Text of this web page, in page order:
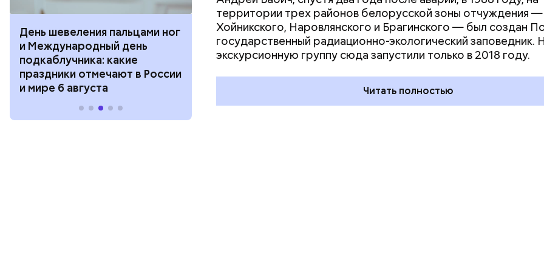
День шевеления пальцами ног
и Международный день
подкаблучника: какие
праздники отмечают в России
и мире 6 августа
День разглядывания
горизонта и День пьяного
курсанта: какие праздники
отмечают в России и мире 5
День качания на качелях и
День шампанского: какие
праздники отмечают в России
и мире 4 августа
территории трех районов белорусской зоны отчуждения —
Хойникского, Наровлянского и Брагинского — был создан
государственный радиационно-экологический заповедник.
экскурсионную группу сюда запустили только в 2018 году.
Читать полностью